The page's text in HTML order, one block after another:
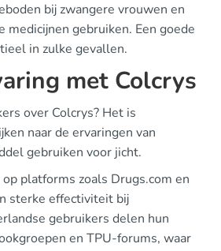
bij zwangere vrouwen en
medicijnen gebruiken. Een goede
in zulke gevallen.
met Colcrys
over Colcrys? Het is
naar de ervaringen van
gebruiken voor jicht.
platforms zoals Drugs.com en
sterke effectiviteit bij
gebruikers delen hun
en TPU-forums, waar